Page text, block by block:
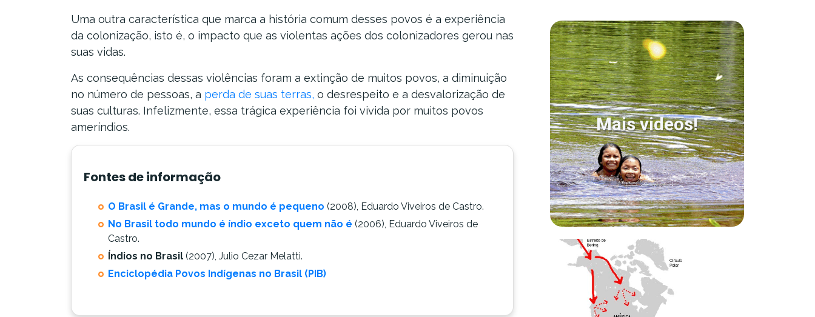
Uma outra característica que marca a história comum desses povos é a experiência
da colonização, isto é, o impacto que as violentas ações dos colonizadores gerou nas
suas vidas.
As consequências dessas violências foram a extinção de muitos povos, a diminuição
no número de pessoas, a perda de suas terras, o desrespeito e a desvalorização de
suas culturas. Infelizmente, essa trágica experiência foi vivida por muitos povos
ameríndios.
Fontes de informação
O Brasil é Grande, mas o mundo é pequeno (2008), Eduardo Viveiros de Castro.
No Brasil todo mundo é índio exceto quem não é (2006), Eduardo Viveiros de
Castro.
Índios no Brasil (2007), Julio Cezar Melatti.
Enciclopédia Povos Indígenas no Brasil (PIB)
Mais videos!